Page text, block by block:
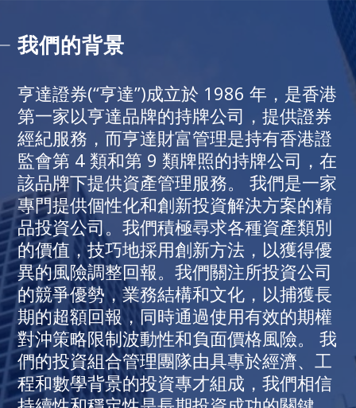
我們的背景
亨達證券(“亨達”)成立於 1986 年，是香港
第一家以亨達品牌的持牌公司，提供證券
經紀服務，而亨達財富管理是持有香港證
監會第 4 類和第 9 類牌照的持牌公司，在
該品牌下提供資產管理服務。 我們是一家
專門提供個性化和創新投資解決方案的精
品投資公司。我們積極尋求各種資產類別
的價值，技巧地採用創新方法，以獲得優
異的風險調整回報。我們關注所投資公司
的競爭優勢，業務結構和文化，以捕獲長
期的超額回報，同時通過使用有效的期權
對沖策略限制波動性和負面價格風險。 我
們的投資組合管理團隊由具專於經濟、工
程和數學背景的投資專才組成，我們相信